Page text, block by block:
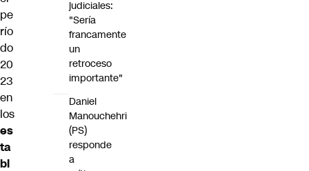
pe
río
do
20
23
en
los
es
ta
bl
judiciales:
"Sería
francamente
un
retroceso
importante"
Daniel
Manouchehri
(PS)
responde
a